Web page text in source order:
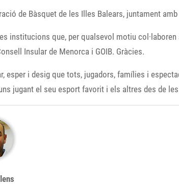
de Bàsquet de les Illes Balears, juntament
institucions que, per qualsevol motiu
Insular de Menorca i GOIB. Gràcies.
esper i desig que tots, jugadors, famílies i
jugant el seu esport favorit i els altres des de